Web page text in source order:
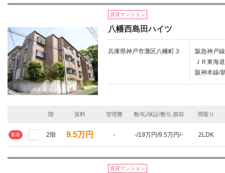
賃貸マンション
八幡西島田ハイツ
兵庫県神戸市灘区八幡町３
阪急神戸
ＪＲ東海
阪神本線/
階 賃料 管理費 敷/礼/保証/敷引,償却 間取り
新着 2階 9.5万円 - -/19万円/9.5万円/- 2LDK
賃貸マンション